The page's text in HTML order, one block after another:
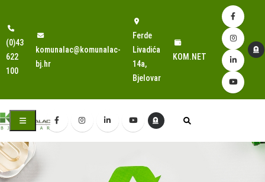
(0)43
622
100
komunalac@komunalac-
bj.hr
Ferde
Livadića
14a,
Bjelovar
KOM.NET